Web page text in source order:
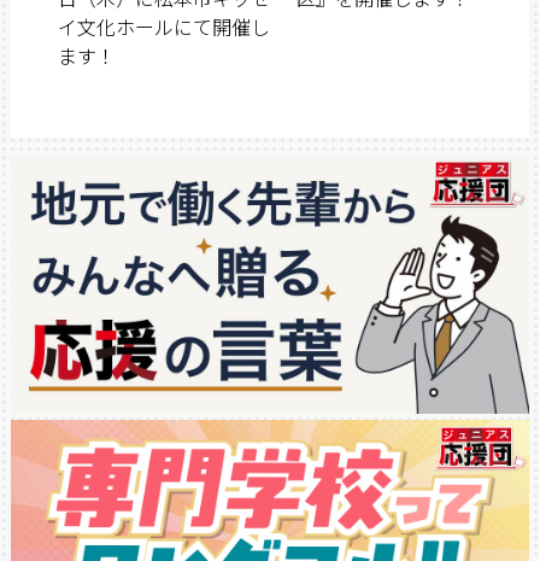
イ文化ホールにて開催し
ます！